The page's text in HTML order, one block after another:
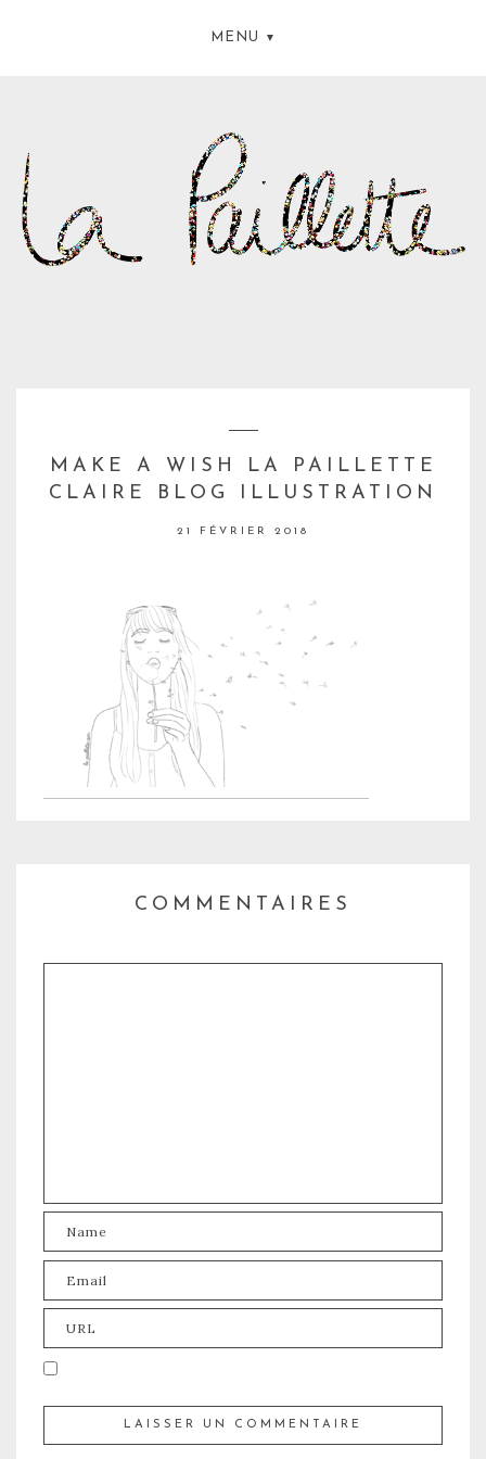
MENU
MAKE A WISH LA PAILLETTE
CLAIRE BLOG ILLUSTRATION
21 FÉVRIER 2018
COMMENTAIRES